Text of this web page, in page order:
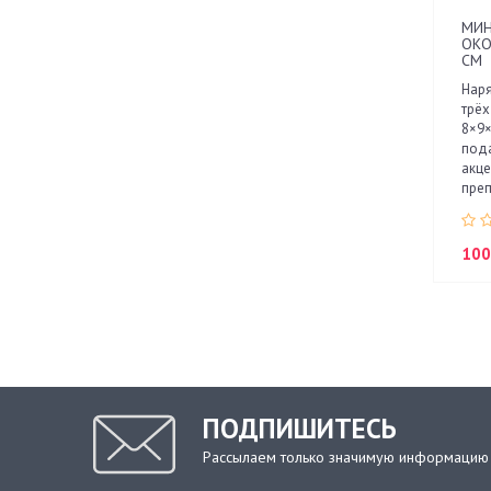
СМ
ПОДПИШИТЕСЬ
Рассылаем только значимую информацию